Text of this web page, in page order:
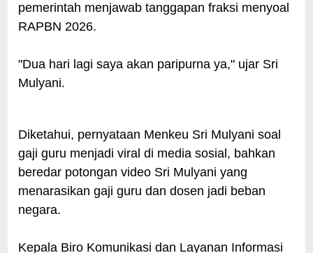
pemerintah menjawab tanggapan fraksi menyoal
RAPBN 2026.
"Dua hari lagi saya akan paripurna ya," ujar Sri
Mulyani.
Diketahui, pernyataan Menkeu Sri Mulyani soal
gaji guru menjadi viral di media sosial, bahkan
beredar potongan video Sri Mulyani yang
menarasikan gaji guru dan dosen jadi beban
negara.
Kepala Biro Komunikasi dan Layanan Informasi